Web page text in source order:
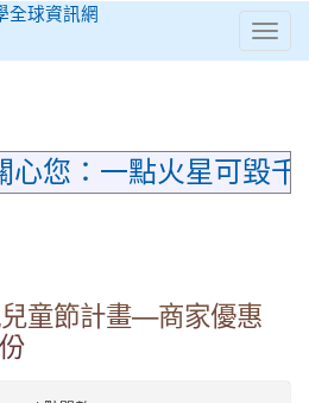
⏸
心您：一點火星可毀
童節計畫—商家優惠